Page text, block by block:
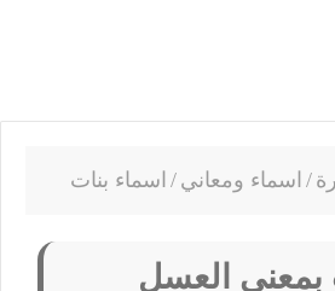
/ اسماء ومعاني / اسماء بنات
بمعنى العسل